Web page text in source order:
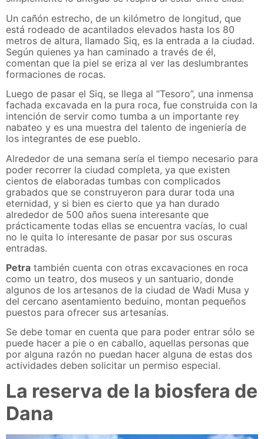
Un cañón estrecho, de un kilómetro de longitud, que
está rodeado de acantilados elevados hasta los 80
metros de altura, llamado Siq, es la entrada a la ciudad.
Según quienes ya han caminado a través de él,
comentan que la piel se eriza al ver las deslumbrantes
formaciones de rocas.
Luego de pasar el Siq, se llega al “Tesoro”, una inmensa
fachada excavada en la pura roca, fue construida con la
intención de servir como tumba a un importante rey
nabateo y es una muestra del talento de ingeniería de
los integrantes de ese pueblo.
Alrededor de una semana sería el tiempo necesario para
poder recorrer la ciudad completa, ya que existen
cientos de elaboradas tumbas con complicados
grabados que se construyeron para durar toda una
eternidad, y si bien es cierto que ya han durado
alrededor de 500 años suena interesante que
prácticamente todas ellas se encuentra vacías, lo cual
no le quita lo interesante de pasar por sus oscuras
entradas.
Petra también cuenta con otras excavaciones en roca
como un teatro, dos museos y un santuario, donde
algunos de los artesanos de la ciudad de Wadi Musa y
del cercano asentamiento beduino, montan pequeños
puestos para ofrecer sus artesanías.
Se debe tomar en cuenta que para poder entrar sólo se
puede hacer a pie o en caballo, aquellas personas que
por alguna razón no puedan hacer alguna de estas dos
actividades deben solicitar un permiso especial.
La reserva de la biosfera de
Dana